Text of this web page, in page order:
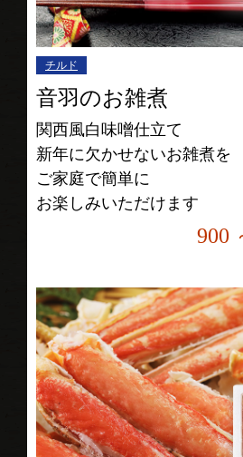
チルド
音羽のお雑煮
関西風白味噌仕立て
新年に欠かせないお雑煮を
ご家庭で簡単に
お楽しみいただけます
900